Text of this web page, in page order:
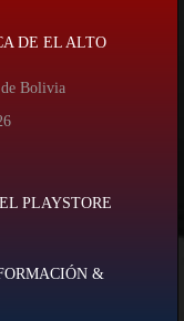
DE EL ALTO
Bolivia
PLAYSTORE
&